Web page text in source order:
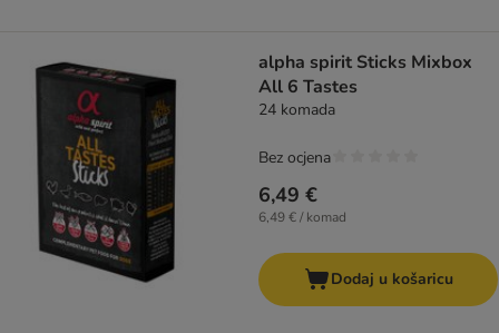
alpha spirit Sticks Mixbox
All 6 Tastes
24 komada
6,49 €
6,49 € / komad
Bez ocjena
Dodaj u košaricu